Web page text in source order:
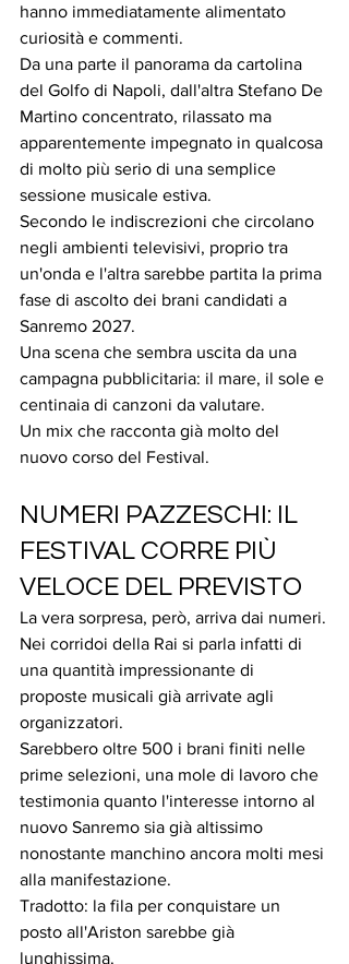
hanno immediatamente alimentato
curiosità e commenti.
Da una parte il panorama da cartolina
del Golfo di Napoli, dall'altra Stefano De
Martino concentrato, rilassato ma
apparentemente impegnato in qualcosa
di molto più serio di una semplice
sessione musicale estiva.
Secondo le indiscrezioni che circolano
negli ambienti televisivi, proprio tra
un'onda e l'altra sarebbe partita la prima
fase di ascolto dei brani candidati a
Sanremo 2027.
Una scena che sembra uscita da una
campagna pubblicitaria: il mare, il sole e
centinaia di canzoni da valutare.
Un mix che racconta già molto del
nuovo corso del Festival.
NUMERI PAZZESCHI: IL
FESTIVAL CORRE PIÙ
VELOCE DEL PREVISTO
La vera sorpresa, però, arriva dai numeri.
Nei corridoi della Rai si parla infatti di
una quantità impressionante di
proposte musicali già arrivate agli
organizzatori.
Sarebbero oltre 500 i brani finiti nelle
prime selezioni, una mole di lavoro che
testimonia quanto l'interesse intorno al
nuovo Sanremo sia già altissimo
nonostante manchino ancora molti mesi
alla manifestazione.
Tradotto: la fila per conquistare un
posto all'Ariston sarebbe già
lunghissima.